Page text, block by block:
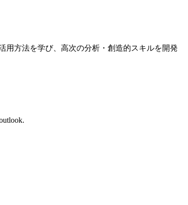
方法を学び、高次の分析・創造的スキルを開発